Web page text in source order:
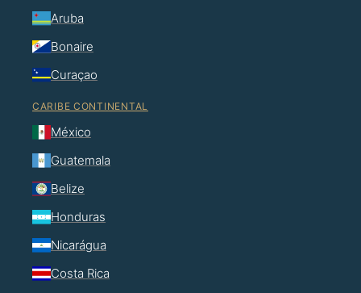
Aruba
Bonaire
Curaçao
CARIBE CONTINENTAL
México
Guatemala
Belize
Honduras
Nicarágua
Costa Rica